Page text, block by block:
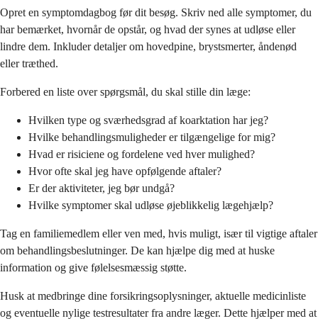
Opret en symptomdagbog før dit besøg. Skriv ned alle symptomer, du
har bemærket, hvornår de opstår, og hvad der synes at udløse eller
lindre dem. Inkluder detaljer om hovedpine, brystsmerter, åndenød
eller træthed.
Forbered en liste over spørgsmål, du skal stille din læge:
Hvilken type og sværhedsgrad af koarktation har jeg?
Hvilke behandlingsmuligheder er tilgængelige for mig?
Hvad er risiciene og fordelene ved hver mulighed?
Hvor ofte skal jeg have opfølgende aftaler?
Er der aktiviteter, jeg bør undgå?
Hvilke symptomer skal udløse øjeblikkelig lægehjælp?
Tag en familiemedlem eller ven med, hvis muligt, især til vigtige aftaler
om behandlingsbeslutninger. De kan hjælpe dig med at huske
information og give følelsesmæssig støtte.
Husk at medbringe dine forsikringsoplysninger, aktuelle medicinliste
og eventuelle nylige testresultater fra andre læger. Dette hjælper med at